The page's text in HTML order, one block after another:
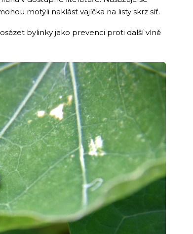
motýli naklást vajíčka na listy skrz síť.
bylinky jako prevenci proti další vlně